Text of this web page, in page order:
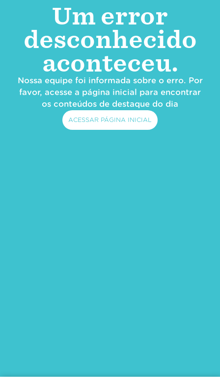
Um error
desconhecido
aconteceu.
Nossa equipe foi informada sobre o erro. Por
favor, acesse a página inicial para encontrar
os conteúdos de destaque do dia
ACESSAR PÁGINA INICIAL